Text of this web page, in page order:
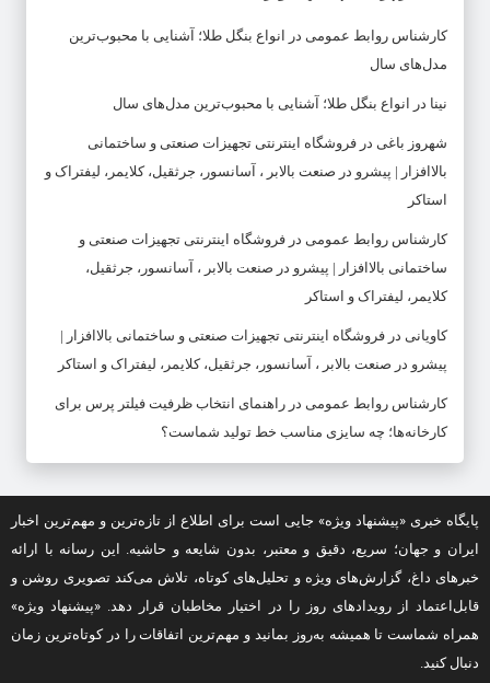
کارشناس روابط عمومی در
انواع بنگل طلا؛ آشنایی با محبوب‌ترین
مدل‌های سال
نینا در انواع بنگل طلا؛ آشنایی با محبوب‌ترین مدل‌های سال
شهروز باغی در فروشگاه اینترنتی تجهیزات صنعتی و ساختمانی
بالاافزار | پیشرو در صنعت بالابر ، آسانسور، جرثقیل، کلایمر، لیفتراک و
استاکر
کارشناس روابط عمومی در فروشگاه اینترنتی تجهیزات صنعتی و
ساختمانی بالاافزار | پیشرو در صنعت بالابر ، آسانسور، جرثقیل،
کلایمر، لیفتراک و استاکر
کاویانی در فروشگاه اینترنتی تجهیزات صنعتی و ساختمانی بالاافزار |
پیشرو در صنعت بالابر ، آسانسور، جرثقیل، کلایمر، لیفتراک و استاکر
کارشناس روابط عمومی در راهنمای انتخاب ظرفیت فیلتر پرس برای
کارخانه‌ها؛ چه سایزی مناسب خط تولید شماست؟
پایگاه خبری «پیشنهاد ویژه» جایی است برای اطلاع از تازه‌ترین و مهم‌ترین اخبار
ایران و جهان؛ سریع، دقیق و معتبر، بدون شایعه و حاشیه. این رسانه با ارائه
خبرهای داغ، گزارش‌های ویژه و تحلیل‌های کوتاه، تلاش می‌کند تصویری روشن و
قابل‌اعتماد از رویدادهای روز را در اختیار مخاطبان قرار دهد. «پیشنهاد ویژه»
همراه شماست تا همیشه به‌روز بمانید و مهم‌ترین اتفاقات را در کوتاه‌ترین زمان
دنبال کنید.